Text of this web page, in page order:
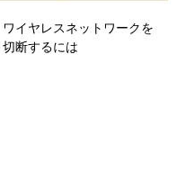
ワイヤレスネットワークを
切断するには